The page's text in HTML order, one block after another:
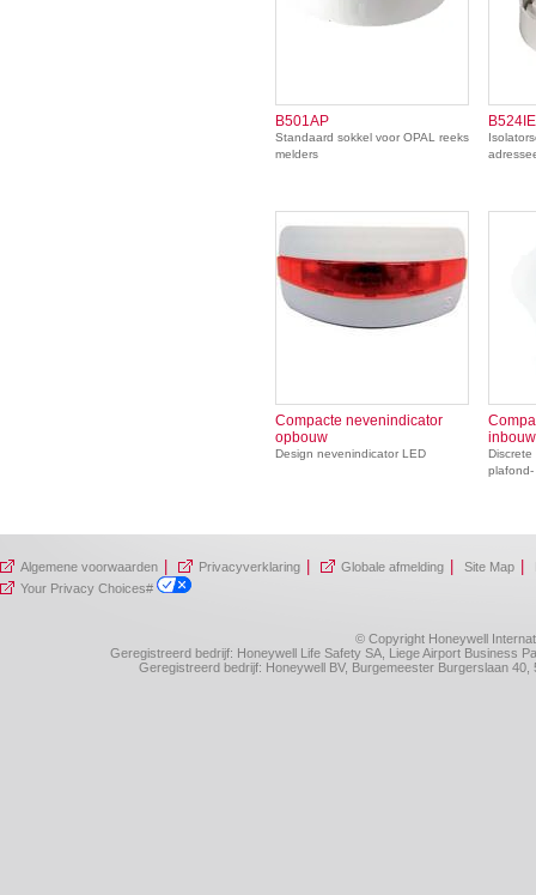
B501AP
Standaard sokkel voor OPAL reeks
melders
Compacte nevenindicator
opbouw
Design nevenindicator LED
inbouw
Algemene voorwaarden Privacyverklaring Globale afmelding Site Map
Your Privacy Choices#
© Copyright Honeywell
Geregistreerd bedrijf: Honeywell Life Safety SA, Liege Airport Business
Geregistreerd bedrijf: Honeywell BV, Burgemeester Burgerslaan